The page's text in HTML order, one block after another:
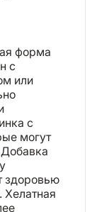
форма
с
или
с
могут
здоровью
Хелатная